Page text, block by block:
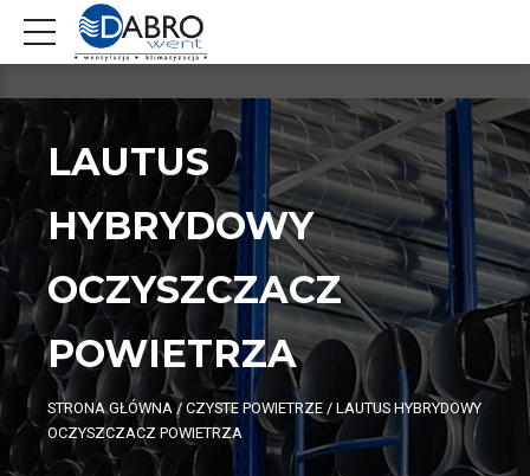
LAUTUS
HYBRYDOWY
OCZYSZCZACZ
POWIETRZA
STRONA GŁÓWNA / CZYSTE POWIETRZE / LAUTUS HYBRYDOWY
OCZYSZCZACZ POWIETRZA